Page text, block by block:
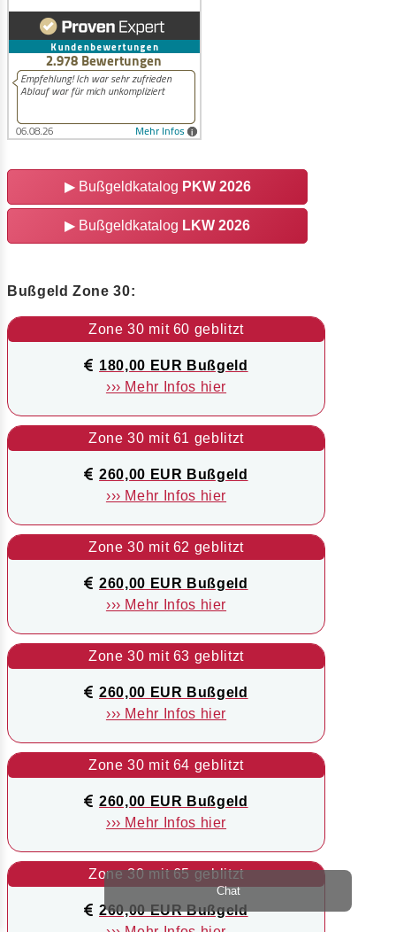
▶ Bußgeldkatalog PKW 2026
▶ Bußgeldkatalog LKW 2026
Bußgeld Zone 30:
Zone 30 mit 60 geblitzt
180,00 EUR Bußgeld
››› Mehr Infos hier
Zone 30 mit 61 geblitzt
260,00 EUR Bußgeld
››› Mehr Infos hier
Zone 30 mit 62 geblitzt
260,00 EUR Bußgeld
››› Mehr Infos hier
Zone 30 mit 63 geblitzt
260,00 EUR Bußgeld
››› Mehr Infos hier
Zone 30 mit 64 geblitzt
260,00 EUR Bußgeld
››› Mehr Infos hier
Zone 30 mit 65 geblitzt
260,00 EUR Bußgeld
Chat